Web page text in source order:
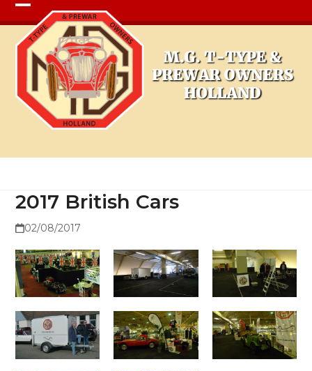
Open
mobile
menu
Close
mobile
menu
2017 British Cars
02/08/2017